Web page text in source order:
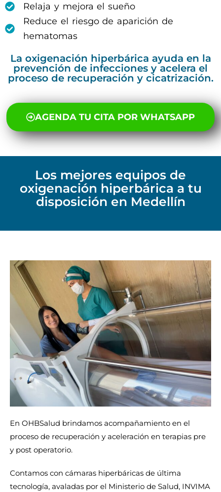
Relaja y mejora el sueño
Reduce el riesgo de aparición de
hematomas
La oxigenación hiperbárica ayuda en la
prevención de infecciones y acelera el
proceso de recuperación y cicatrización.
AGENDA TU CITA POR WHATSAPP
Los mejores equipos de
oxigenación hiperbárica a tu
disposición en Medellín
En OHBSalud brindamos acompañamiento en el
proceso de recuperación y aceleración en terapias pre
y post operatorio.
Contamos con cámaras hiperbáricas de última
tecnología, avaladas por el Ministerio de Salud, INVIMA